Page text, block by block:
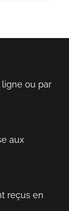
ou par
aux
reçus en